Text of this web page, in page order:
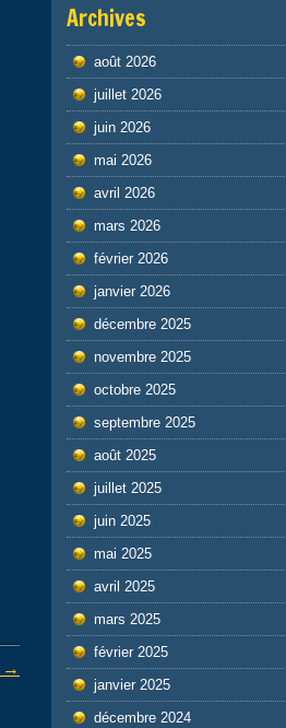
→
Archives
août 2026
juillet 2026
juin 2026
mai 2026
avril 2026
mars 2026
février 2026
janvier 2026
décembre 2025
novembre 2025
octobre 2025
septembre 2025
août 2025
juillet 2025
juin 2025
mai 2025
avril 2025
mars 2025
février 2025
janvier 2025
décembre 2024